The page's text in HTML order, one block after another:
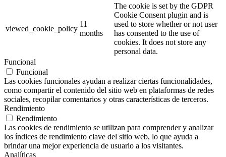
viewed_cookie_policy
11
months
The cookie is set by the GDPR
Cookie Consent plugin and is
used to store whether or not user
has consented to the use of
cookies. It does not store any
personal data.
Funcional
Funcional
Las cookies funcionales ayudan a realizar ciertas funcionalidades,
como compartir el contenido del sitio web en plataformas de redes
sociales, recopilar comentarios y otras características de terceros.
Rendimiento
Rendimiento
Las cookies de rendimiento se utilizan para comprender y analizar
los índices de rendimiento clave del sitio web, lo que ayuda a
brindar una mejor experiencia de usuario a los visitantes.
Analíticas